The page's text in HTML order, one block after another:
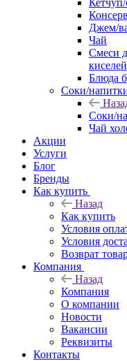
Кетчуп/
Джем/
Чай
Смеси
киселей
Блюда
Соки/
Соки/
Чай
Акции
Услуги
Блог
Бренды
Как купить
Назад
Как купить
Условия
Условия
Возврат
Компания
Назад
Компания
О компании
Новости
Вакансии
Реквизиты
Контакты